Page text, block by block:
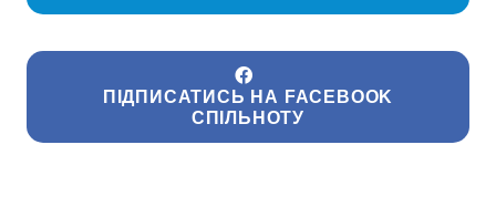
ПІДПИСАТИСЬ НА FACEBOOK
СПІЛЬНОТУ